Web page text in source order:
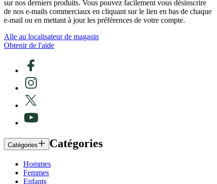
sur nos derniers produits. Vous pouvez facilement vous désinscrire
de nos e-mails commerciaux en cliquant sur le lien en bas de chaque
e-mail ou en mettant à jour les préférences de votre compte.
Alle au localisateur de magasin
Obtenir de l'aide
Catégories Catégories
Hommes
Femmes
Enfants